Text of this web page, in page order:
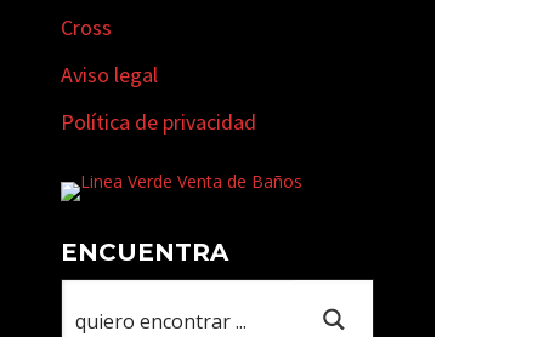
Cross
Aviso legal
Política de privacidad
ENCUENTRA